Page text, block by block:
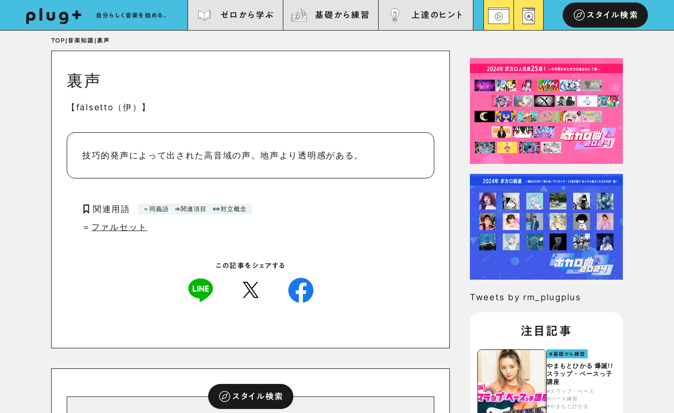
自分らしく音楽を始める。 ゼロから学ぶ 基礎から練習 上達のヒント スタイル検索
TOP |音楽知識 |裏声
裏声
【falsetto（伊）】
技巧的発声によって出された高音域の声。地声より透明感がある。
関連用語 ＝同義語 ⇒関連項目 ⇔対立概念
＝ ファルセット
この記事をシェアする
スタイル検索
Tweets by rm_plugplus
注目記事
#基礎から練習
やまもとひかる 爆誕!!
スラップ・ベースっ子
講座
#スラップ・ベース
#ベース練習
#やまもとひかる